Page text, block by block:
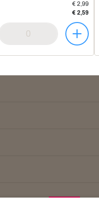
€ 2,99
€ 2,59